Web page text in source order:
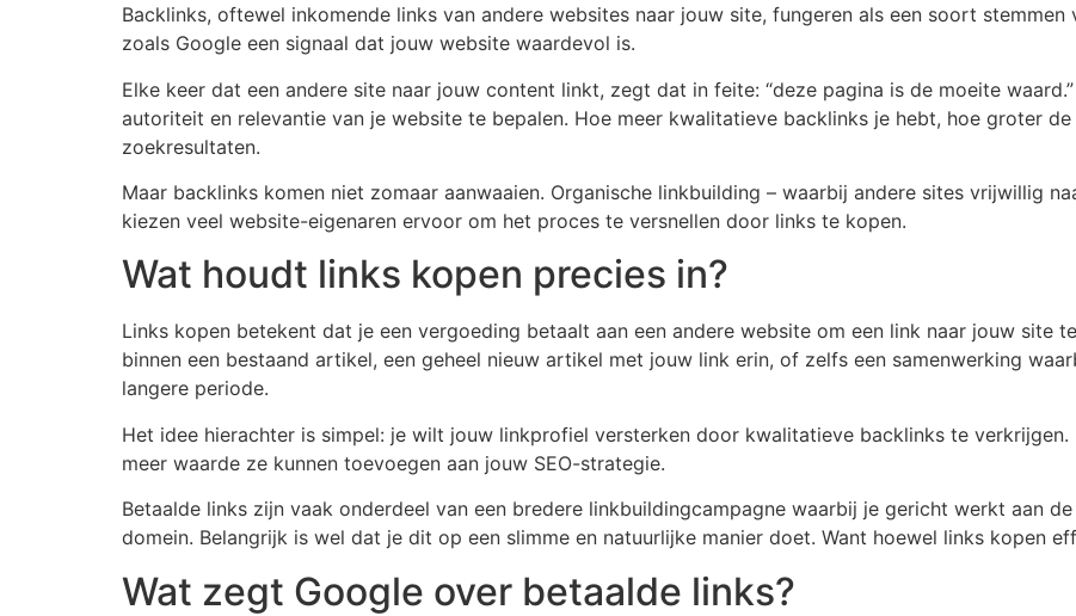
Backlinks, oftewel inkomende links van andere websites naar jouw site, fungeren als een soort
zoals Google een signaal dat jouw website waardevol is.
Elke keer dat een andere site naar jouw content linkt, zegt dat in feite: “deze pagina is de moeite
autoriteit en relevantie van je website te bepalen. Hoe meer kwalitatieve backlinks je hebt, hoe groter
zoekresultaten.
Maar backlinks komen niet zomaar aanwaaien. Organische linkbuilding – waarbij andere sites vrijwillig
kiezen veel website-eigenaren ervoor om het proces te versnellen door links te kopen.
Wat houdt links kopen precies in?
Links kopen betekent dat je een vergoeding betaalt aan een andere website om een link naar jouw site
binnen een bestaand artikel, een geheel nieuw artikel met jouw link erin, of zelfs een samenwerking
langere periode.
Het idee hierachter is simpel: je wilt jouw linkprofiel versterken door kwalitatieve backlinks te
meer waarde ze kunnen toevoegen aan jouw SEO-strategie.
Betaalde links zijn vaak onderdeel van een bredere linkbuildingcampagne waarbij je gericht werkt aan
domein. Belangrijk is wel dat je dit op een slimme en natuurlijke manier doet. Want hoewel links kopen
Wat zegt Google over betaalde links?